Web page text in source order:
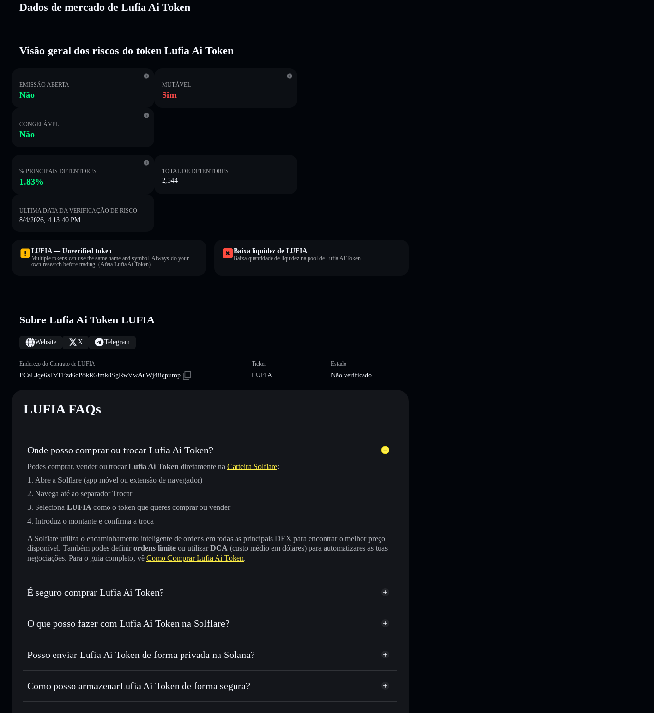
Dados de mercado de Lufia Ai Token
Visão geral dos riscos do token Lufia Ai Token
EMISSÃO ABERTA
Não
MUTÁVEL
Sim
CONGELÁVEL
Não
% PRINCIPAIS DETENTORES
1.83%
TOTAL DE DETENTORES
2,544
ULTIMA DATA DA VERIFICAÇÃO DE RISCO
8/4/2026, 4:13:40 PM
LUFIA — Unverified token
Multiple tokens can use the same name and symbol. Always do your
own research before trading. (Afeta Lufia Ai Token).
Baixa liquidez de LUFIA
Baixa quantidade de liquidez na pool de Lufia Ai Token.
Sobre Lufia Ai Token LUFIA
Website X Telegram
Endereço do Contrato de LUFIA
FCaLJqe6sTvTFzd6cP8kR6Jmk8SgRwVwAuWj4iiqpump
Ticker
LUFIA
Estado
Não verificado
LUFIA FAQs
Onde posso comprar ou trocar Lufia Ai Token?
Podes comprar, vender ou trocarLufia Ai Token diretamente na Carteira Solflare:
Abre a Solflare (app móvel ou extensão de navegador)
Navega até ao separador Trocar
Seleciona LUFIA como o token que queres comprar ou vender
Introduz o montante e confirma a troca
A Solflare utiliza o encaminhamento inteligente de ordens em todas as principais DEX para encontrar o melhor preço
disponível. Também podes definirordens limite ou utilizarDCA (custo médio em dólares) para automatizares as tuas
negociações. Para o guia completo, vê Como Comprar Lufia Ai Token.
É seguro comprar Lufia Ai Token?
Lufia Ai Token não está verificado
O que posso fazer com Lufia Ai Token na Solflare?
Lufia Ai Token
Carteira Solflare
Trocar instantaneamente— trocar LUFIA por SOL, USDC ou milhares de outros tokens Solana com
Utilizar DCA— investir de forma faseada ao longo do tempo em LUFIA
Enviar de forma privada— transferir LUFIA sem associar publicamente as carteiras usando o Agregador de
Posso enviar Lufia Ai Token de forma privada na Solana?
Agregador de Privacidade
Como posso armazenarLufia Ai Token de forma segura?
Lufia Ai Token carteira não-custodial Solflare